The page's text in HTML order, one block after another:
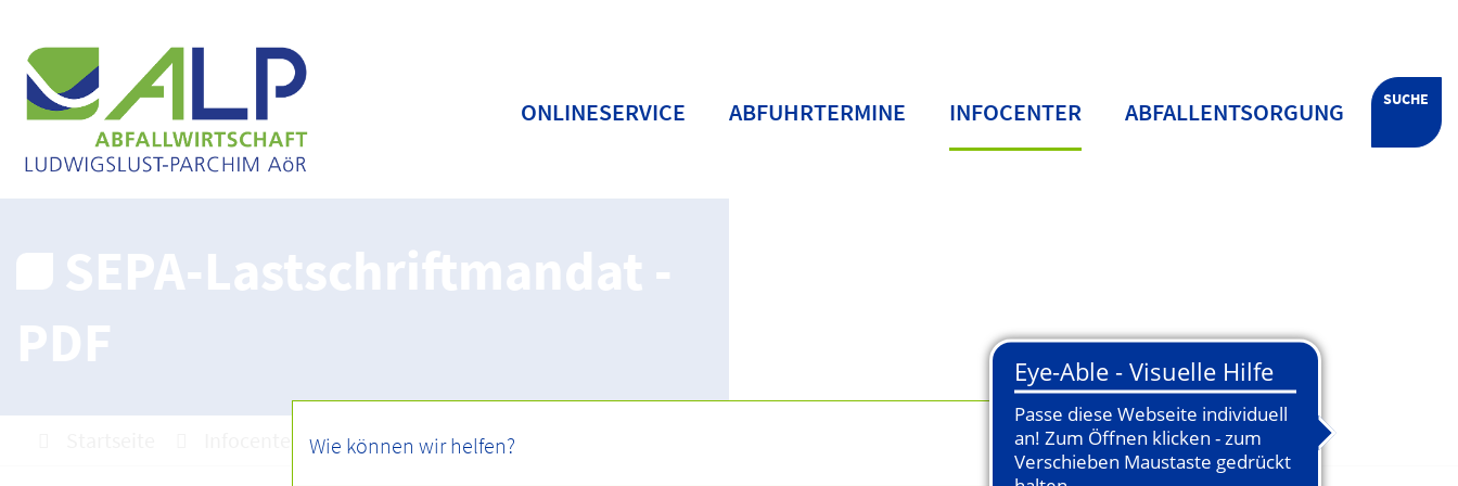
SUCHE
ONLINESERVICE ABFUHRTERMINE INFOCENTER ABFALLENTSORGUNG
SEPA-Lastschriftmandat -
PDF
Downloads SEPA-Lastschriftmandat - PDF